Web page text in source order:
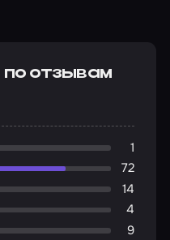
отзывам
1
72
14
4
9